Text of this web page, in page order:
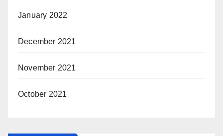
January 2022
December 2021
November 2021
October 2021